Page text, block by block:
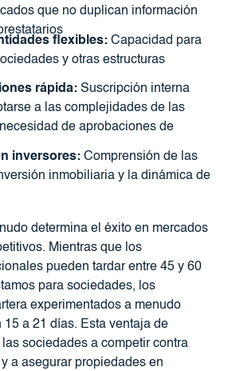
que no duplican información
flexibles:Capacidad para
y otras estructuras
rápida:Suscripción interna
a las complejidades de las
de aprobaciones de
inversores:Comprensión de las
inmobiliaria y la dinámica de
determina el éxito en mercados
Mientras que los
pueden tardar entre 45 y 60
para sociedades, los
experimentados a menudo
15 a 21 días. Esta ventaja de
sociedades a competir contra
a asegurar propiedades en